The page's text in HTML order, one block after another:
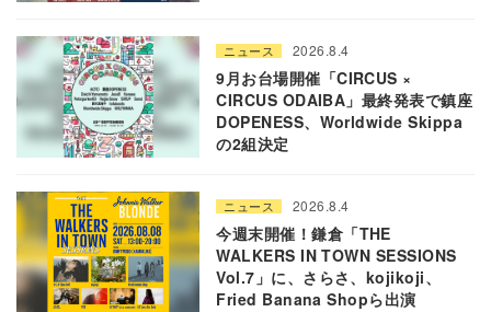
ニュース 2026.8.4
9月お台場開催「CIRCUS ×
CIRCUS ODAIBA」最終発表で鎮座
DOPENESS、Worldwide Skippa
の2組決定
ニュース 2026.8.4
今週末開催！鎌倉「THE
WALKERS IN TOWN SESSIONS
Vol.7」に、さらさ、kojikoji、
Fried Banana Shopら出演